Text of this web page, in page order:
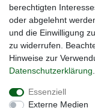
berechtigten
oder abgelehnt
und die Einwilligung
zu widerrufen.
Hinweise zur
Daten­schutz­erklärung
Essenziell
Externe Medien